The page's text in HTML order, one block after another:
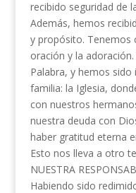
recibido seguridad de
Además, hemos
y propósito. Tenemos
oración y la
Palabra, y hemos
familia: la Iglesia,
con nuestros
nuestra deuda con
haber gratitud eterna
Esto nos lleva a otro
NUESTRA
Habiendo sido